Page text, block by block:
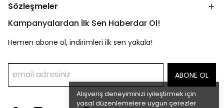
Alışveriş deneyiminizi iyileştirmek için
yasal düzenlemelere uygun çerezler
Sözleşmeler
Kampanyalardan İlk Sen Haberdar Ol!
Hemen abone ol, indirimleri ilk sen yakala!
ABONE OL